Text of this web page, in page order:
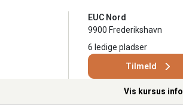
EUC Nord
9900 Frederikshavn
6 ledige pladser
Tilmeld
Vis kursus info